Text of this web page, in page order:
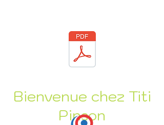
Bienvenue chez Titi
Pinson